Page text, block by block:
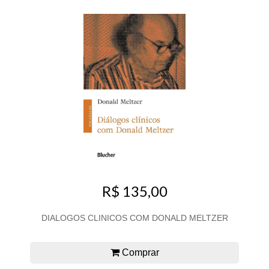
R$ 135,00
DIALOGOS CLINICOS COM DONALD MELTZER
Comprar